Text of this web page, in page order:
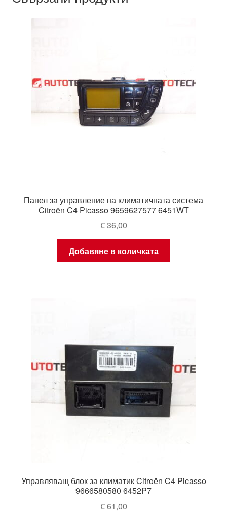
Панел за управление на климатичната система
Citroën C4 Picasso 9659627577 6451WT
€36,00
Добавяне в количката
Управляващ блок за климатик Citroën C4 Picasso
9666580580 6452P7
€61,00